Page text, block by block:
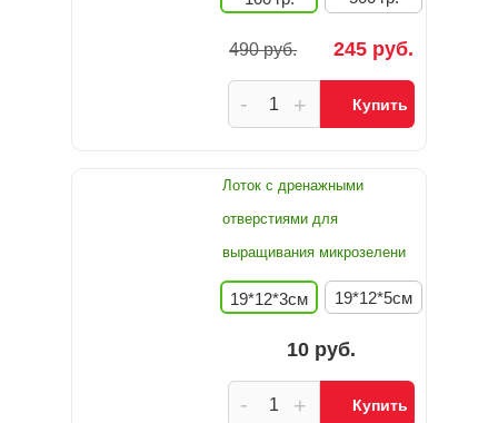
490 руб. 245 руб.
+
- Купить
Лоток с дренажными
отверстиями для
выращивания микрозелени
19*12*3см 19*12*5см
10 руб.
+
- Купить